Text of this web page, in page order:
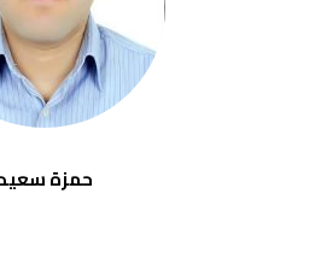
حمزة سعيد